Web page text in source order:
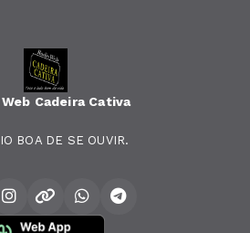
Cadeira Cativa
BOA DE SE OUVIR.